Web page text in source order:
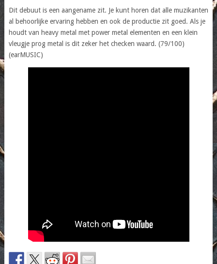
Dit debuut is een aangename zit. Je kunt horen dat alle muzikanten
al behoorlijke ervaring hebben en ook de productie zit goed. Als je
houdt van heavy metal met power metal elementen en een klein
vleugje prog metal is dit zeker het checken waard. (79/100)
(earMUSIC)